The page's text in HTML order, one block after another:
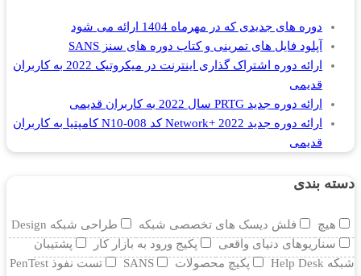
دوره های جدیدی که در مهرماه 1404 ارائه می شود
آپلود فایل های تمرینی و کتاب دوره های سنز SANS
ارائه دوره اشتراک گذاری اینترنت در میکروتیک 2022 به کاربران
قدیمی
ارائه دوره جدید PRTG سال 2022 به کاربران قدیمی
ارائه دوره جدید Network+ 2022 کد N10-008 کامپتیا به کاربران
قدیمی
دسته بندی
هیچ فلش دیسک های تخصصی شبکه
طراحی شبکه Design
سناریوهای دنیای واقعی
پکیج ورود به بازار کار
پشتیبان
شبکه Help Desk
پکیچ محصولات SANS
تست نفوذ PenTest